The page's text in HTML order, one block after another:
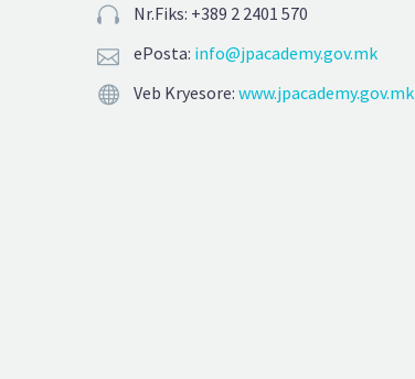


Nr.Fiks: +389 2 2401 570

 еPosta: info@jpacademy.gov.mk

 Veb Kryesore: www.jpacademy.gov.mk